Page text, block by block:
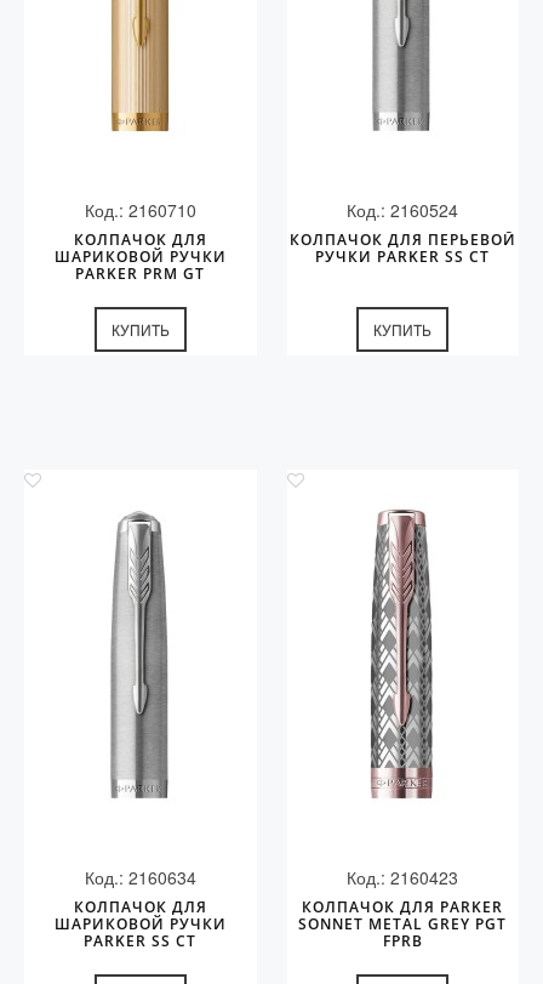
Код.: 2160710
КОЛПАЧОК ДЛЯ
ШАРИКОВОЙ РУЧКИ
PARKER PRM GT
КУПИТЬ
Код.: 2160524
КОЛПАЧОК ДЛЯ ПЕРЬЕВОЙ
РУЧКИ PARKER SS CT
КУПИТЬ
Код.: 2160634
КОЛПАЧОК ДЛЯ
ШАРИКОВОЙ РУЧКИ
PARKER SS CT
Код.: 2160423
КОЛПАЧОК ДЛЯ PARKER
SONNET METAL GREY PGT
FPRB